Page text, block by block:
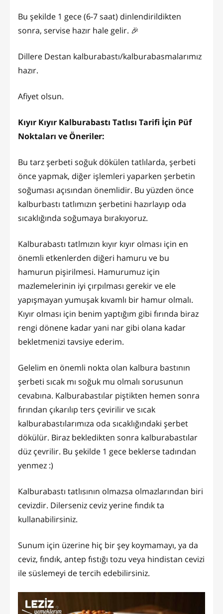
Bu şekilde 1 gece (6-7 saat) dinlendirildikten
sonra, servise hazır hale gelir. 🎉
Dillere Destan kalburabastı/kalburabasmalarımız
hazır.
Afiyet olsun.
Kıyır Kıyır Kalburabastı Tatlısı Tarifi İçin Püf
Noktaları ve Öneriler:
Bu tarz şerbeti soğuk dökülen tatlılarda, şerbeti
önce yapmak, diğer işlemleri yaparken şerbetin
soğuması açısından önemlidir. Bu yüzden önce
kalburbastı tatlımızın şerbetini hazırlayıp oda
sıcaklığında soğumaya bırakıyoruz.
Kalburabastı tatlmızın kıyır kıyır olması için en
önemli etkenlerden diğeri hamuru ve bu
hamurun pişirilmesi. Hamurumuz için
mazlemelerinin iyi çırpılması gerekir ve ele
yapışmayan yumuşak kıvamlı bir hamur olmalı.
Kıyır olması için benim yaptığım gibi fırında biraz
rengi dönene kadar yani nar gibi olana kadar
bekletmenizi tavsiye ederim.
Gelelim en önemli nokta olan kalbura bastının
şerbeti sıcak mı soğuk mu olmalı sorusunun
cevabına. Kalburabastılar piştikten hemen sonra
fırından çıkarılıp ters çevirilir ve sıcak
kalburabastılarımıza oda sıcaklığındaki şerbet
dökülür. Biraz bekledikten sonra kalburabastılar
düz çevrilir. Bu şekilde 1 gece beklerse tadından
yenmez :)
Kalburabastı tatlısının olmazsa olmazlarından biri
cevizdir. Dilerseniz ceviz yerine fındık ta
kullanabilirsiniz.
Sunum için üzerine hiç bir şey koymamayı, ya da
ceviz, fındık, antep fıstığı tozu veya hindistan cevizi
ile süslemeyi de tercih edebilirsiniz.